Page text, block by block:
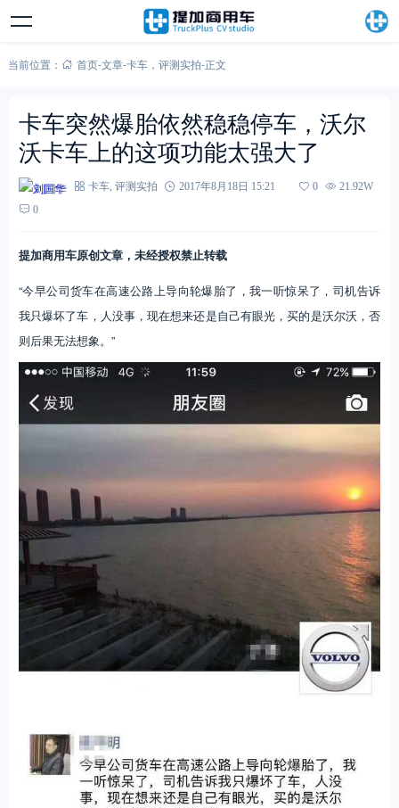
当前位置： 首页-文章-卡车， 评测实拍-正文
卡车突然爆胎依然稳稳停车，沃尔
沃卡车上的这项功能太强大了
刘国华 卡车, 评测实拍 2017年8月18日 15:21 0
21.92W
0
提加商用车原创文章，未经授权禁止转载
“今早公司货车在高速公路上导向轮爆胎了，我一听惊呆了，司机告诉
我只爆坏了车，人没事，现在想来还是自己有眼光，买的是沃尔沃，否
则后果无法想象。”